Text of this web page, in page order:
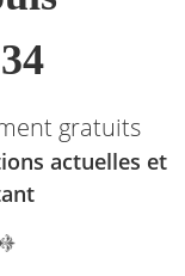
gratuits
actuelles et